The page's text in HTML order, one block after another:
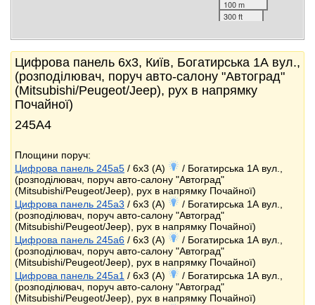
100 m
300 ft
Цифрова панель 6x3, Київ, Богатирська 1А вул.,
(розподілювач, поруч авто-салону "Автоград"
(Mitsubishi/Peugeot/Jeep), рух в напрямку
Почайної)
245А4
Площини поруч:
Цифрова панель 245a5 / 6x3 (A)
/ Богатирська 1А вул.,
(розподілювач, поруч авто-салону "Автоград"
(Mitsubishi/Peugeot/Jeep), рух в напрямку Почайної)
Цифрова панель 245a3 / 6x3 (A)
/ Богатирська 1А вул.,
(розподілювач, поруч авто-салону "Автоград"
(Mitsubishi/Peugeot/Jeep), рух в напрямку Почайної)
Цифрова панель 245a6 / 6x3 (A)
/ Богатирська 1А вул.,
(розподілювач, поруч авто-салону "Автоград"
(Mitsubishi/Peugeot/Jeep), рух в напрямку Почайної)
Цифрова панель 245a1 / 6x3 (A)
/ Богатирська 1А вул.,
(розподілювач, поруч авто-салону "Автоград"
(Mitsubishi/Peugeot/Jeep), рух в напрямку Почайної)